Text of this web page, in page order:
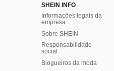
SHEIN INFO
Informações legais da
empresa
Sobre SHEIN
Responsabilidade
social
Blogueiros da moda